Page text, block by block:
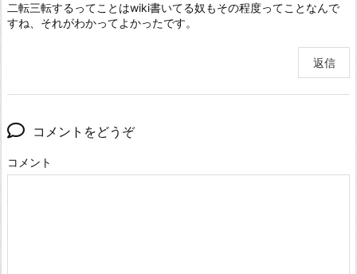
二転三転するってことはwiki書いてる奴もその程度ってことなんで
すね、それがわかってよかったです。
返信
コメントをどうぞ
コメント